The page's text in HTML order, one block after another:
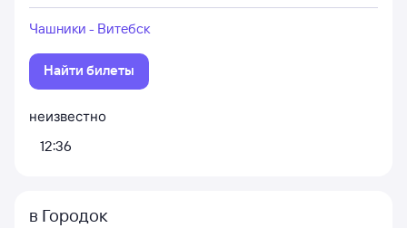
Чашники - Витебск
Найти билеты
неизвестно
12:36
в Городок